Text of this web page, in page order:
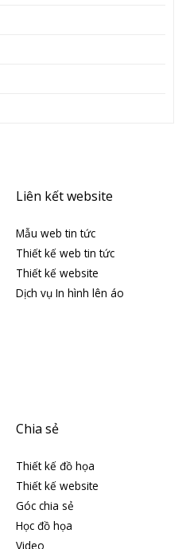
Liên kết website
Mẫu web tin tức
Thiết kế web tin tức
Thiết kế website
Dịch vụ In hình lên áo
Chia sẻ
Thiết kế đồ họa
Thiết kế website
Góc chia sẻ
Học đồ họa
Video